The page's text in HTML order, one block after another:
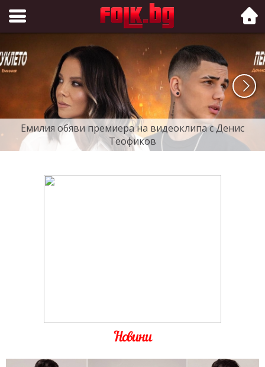
Folk.bg
Емилия обяви премиера на видеоклипа с Денис
Теофиков
Новини